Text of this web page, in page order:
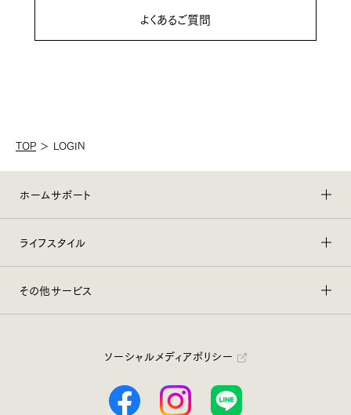
よくあるご質問
TOP ＞ LOGIN
ホームサポート
ライフスタイル
その他サービス
ソーシャルメディアポリシー